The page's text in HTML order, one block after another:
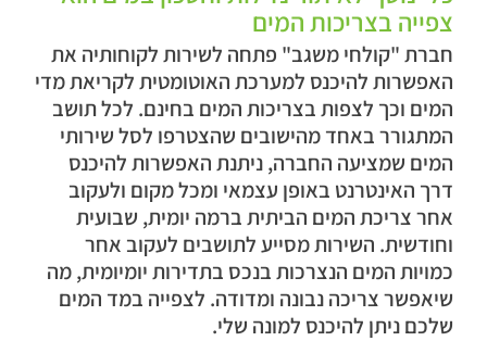
צפייה בצריכות המים
חברת "קולחי משגב" פתחה לשירות לקוחותיה את
האפשרות להיכנס למערכת האוטומטית לקריאת מדי
המים וכך לצפות בצריכות המים בחינם. לכל תושב
המתגורר באחד מהישובים שהצטרפו לסל שירותי
המים שמציעה החברה, ניתנת האפשרות להיכנס
דרך האינטרנט באופן עצמאי ומכל מקום ולעקוב
אחר צריכת המים הביתית ברמה יומית, שבועית
וחודשית. השירות מסייע לתושבים לעקוב אחר
כמויות המים הנצרכות בנכס בתדירות יומיומית, מה
שיאפשר צריכה נבונה ומדודה. לצפייה במד המים
שלכם ניתן להיכנס למונה שלי.